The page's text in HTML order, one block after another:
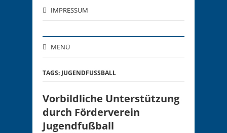
IMPRESSUM
MENÜ
TAGS: JUGENDFUSSBALL
Vorbildliche Unterstützung
durch Förderverein
Jugendfußball